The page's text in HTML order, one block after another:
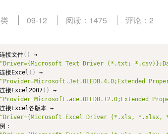
09-12 阅读：1475 评论：2
连接文件( )
→
"Driver={Microsoft Text Driver (*.txt;
连接Excel ( )
→
"Provider=Microsoft.Jet.OLEDB.4.0;Extended
连接Excel2007( )
→
"Provider=Microsoft.ace.OLEDB.12.0;Extended
连接Excel各版本 →
"Driver={Microsoft Excel Driver (*.xls, *.xlsx,